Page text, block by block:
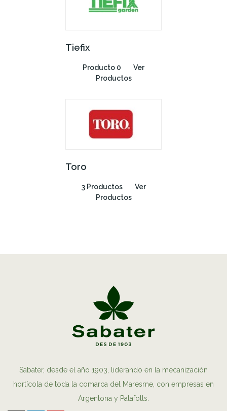
Tiefix
Producto 0
Ver
Productos
Toro
3 Productos
Ver
Productos
Sabater, desde el año 1903, liderando en la mecanización
hortícola de toda la comarca del Maresme, con empresas en
Argentona y Palafolls.